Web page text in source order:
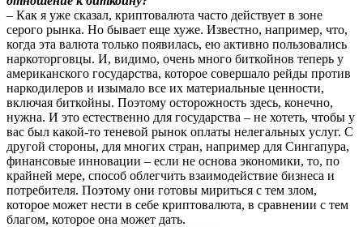
– Как я уже сказал, криптовалюта часто действует в зоне
серого рынка. Но бывает еще хуже. Известно, например, что,
когда эта валюта только появилась, ею активно пользовались
наркоторговцы. И, видимо, очень много биткойнов теперь у
американского государства, которое совершало рейды против
наркодилеров и изымало все их материальные ценности,
включая биткойны. Поэтому осторожность здесь, конечно,
нужна. И это естественно для государства – не хотеть, чтобы у
вас был какой-то теневой рынок оплаты нелегальных услуг. С
другой стороны, для многих стран, например для Сингапура,
финансовые инновации – если не основа экономики, то, по
крайней мере, способ облегчить взаимодействие бизнеса и
потребителя. Поэтому они готовы мириться с тем злом,
которое может нести в себе криптовалюта, в сравнении с тем
благом, которое она может дать.